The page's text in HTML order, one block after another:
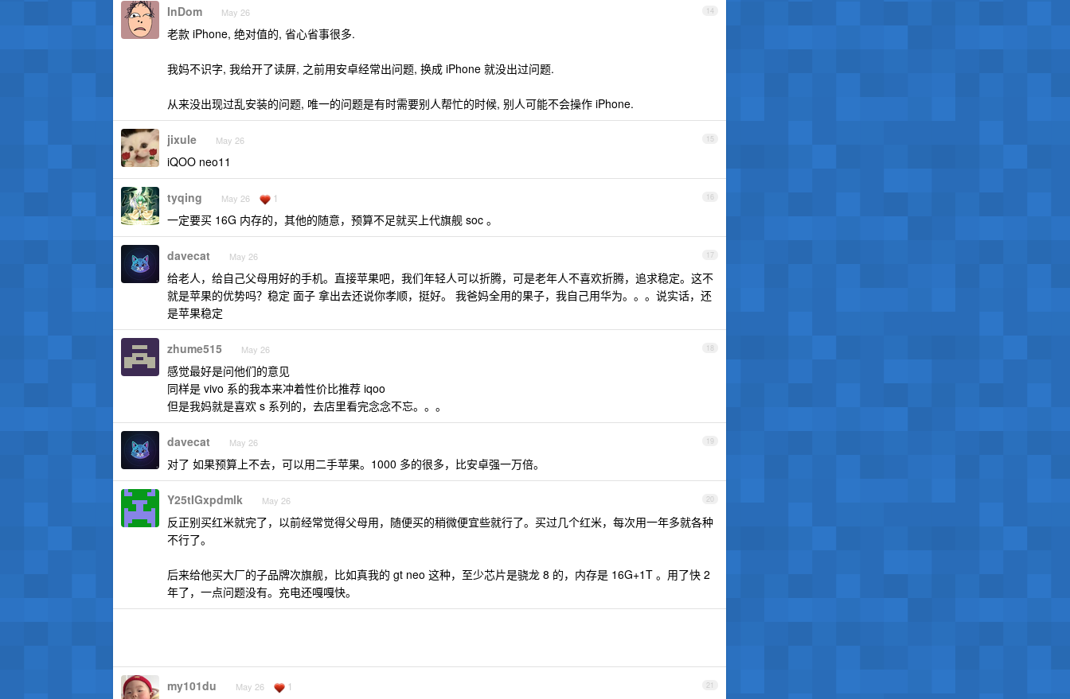
14
InDom May 26
老款 iPhone, 绝对值的, 省心省事很多.
我妈不识字, 我给开了读屏, 之前用安卓经常出问题, 换成 iPhone 就没出过问题.
从来没出现过乱安装的问题, 唯一的问题是有时需要别人帮忙的时候, 别人可能不会操作 iPhone.
15
jixule May 26
iQOO neo11
16
tyqing May 26 1
一定要买 16G 内存的，其他的随意，预算不足就买上代旗舰 soc 。
17
davecat May 26
给老人，给自己父母用好的手机。直接苹果吧，我们年轻人可以折腾，可是老年人不喜欢折腾，追求稳定。这不
就是苹果的优势吗？稳定 面子 拿出去还说你孝顺，挺好。 我爸妈全用的果子，我自己用华为。。。说实话，还
是苹果稳定
18
zhume515 May 26
感觉最好是问他们的意见
同样是 vivo 系的我本来冲着性价比推荐 iqoo
但是我妈就是喜欢 s 系列的，去店里看完念念不忘。。。
19
davecat May 26
对了 如果预算上不去，可以用二手苹果。1000 多的很多，比安卓强一万倍。
20
Y25tIGxpdmlk May 26
反正别买红米就完了，以前经常觉得父母用，随便买的稍微便宜些就行了。买过几个红米，每次用一年多就各种
不行了。
后来给他买大厂的子品牌次旗舰，比如真我的 gt neo 这种，至少芯片是骁龙 8 的，内存是 16G+1T 。用了快 2
年了，一点问题没有。充电还嘎嘎快。
21
my101du May 26 1